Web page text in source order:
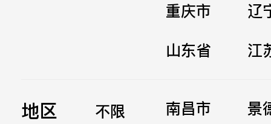
重庆市
辽
山东省
江
地区 不限 南昌市
景